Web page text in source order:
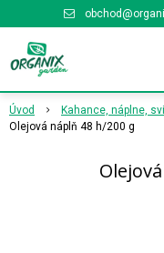
Úvod Kahance, náplne,
Olejová náplň 48 h/200 g